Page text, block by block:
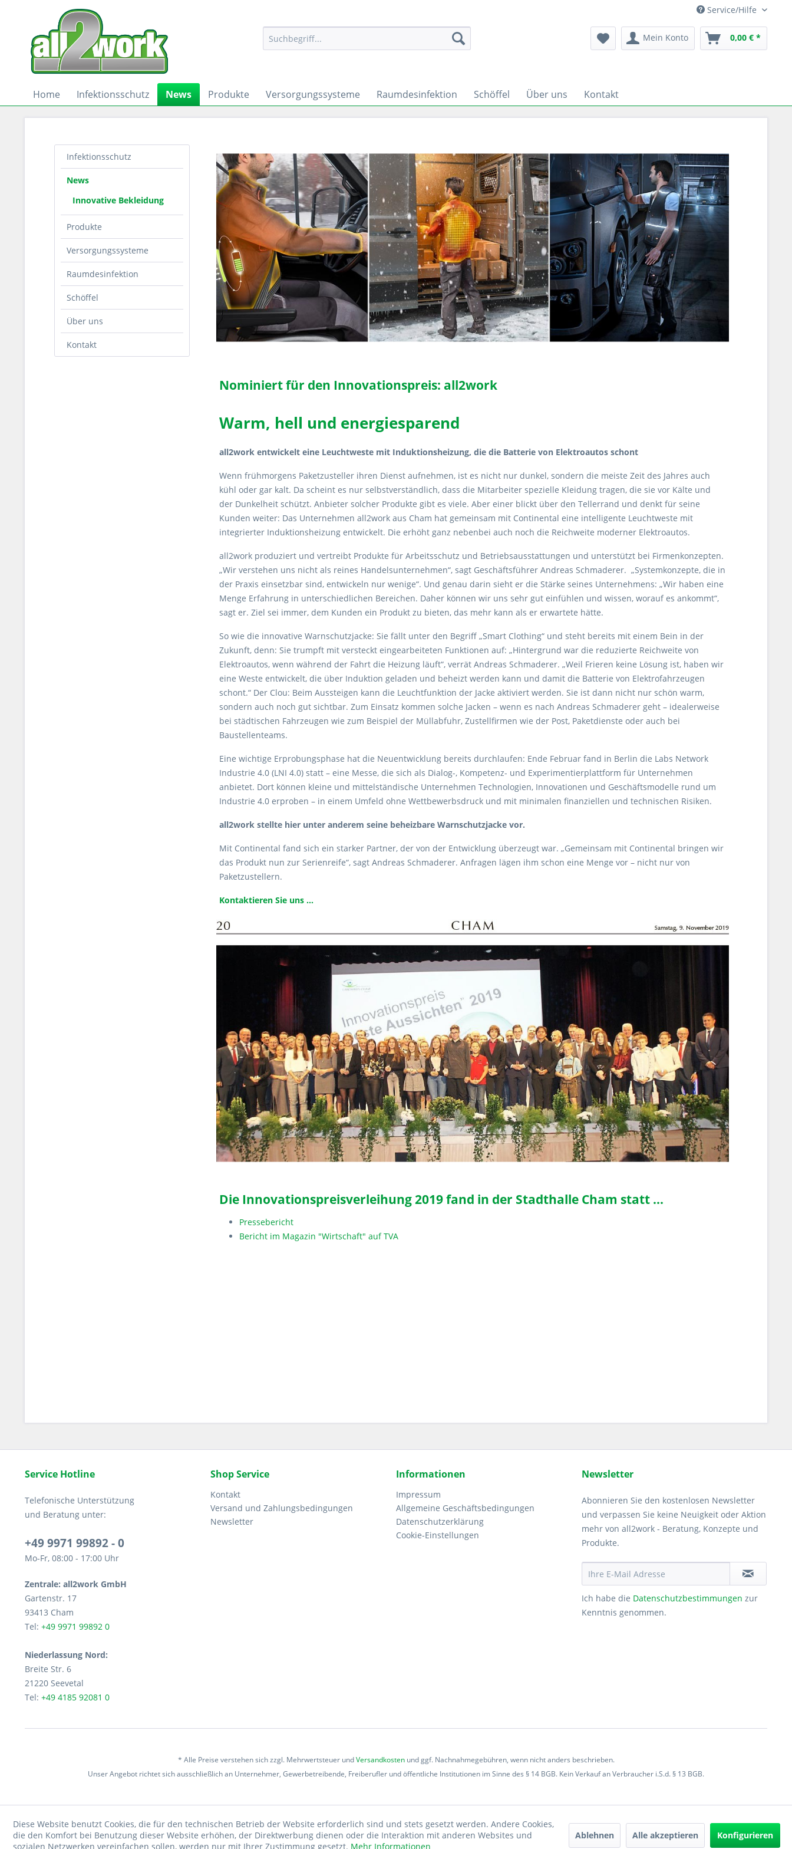
Service/Hilfe
Mein Konto 0,00 € *
Home Infektionsschutz News Produkte Versorgungssysteme Raumdesinfektion Schöffel Über uns Kontakt
Infektionsschutz
News
Innovative Bekleidung
Produkte
Versorgungssysteme
Raumdesinfektion
Schöffel
Über uns
Kontakt
Nominiert für den Innovationspreis: all2work
Warm, hell und energiesparend
all2work entwickelt eine Leuchtweste mit Induktionsheizung, die die Batterie von Elektroautos schont
Wenn frühmorgens Paketzusteller ihren Dienst aufnehmen, ist es nicht nur dunkel, sondern die meiste Zeit des Jahres auch
kühl oder gar kalt. Da scheint es nur selbstverständlich, dass die Mitarbeiter spezielle Kleidung tragen, die sie vor Kälte und
der Dunkelheit schützt. Anbieter solcher Produkte gibt es viele. Aber einer blickt über den Tellerrand und denkt für seine
Kunden weiter: Das Unternehmen all2work aus Cham hat gemeinsam mit Continental eine intelligente Leuchtweste mit
integrierter Induktionsheizung entwickelt. Die erhöht ganz nebenbei auch noch die Reichweite moderner Elektroautos.
all2work produziert und vertreibt Produkte für Arbeitsschutz und Betriebsausstattungen und unterstützt bei Firmenkonzepten.
„Wir verstehen uns nicht als reines Handelsunternehmen“, sagt Geschäftsführer Andreas Schmaderer. „Systemkonzepte, die in
der Praxis einsetzbar sind, entwickeln nur wenige“. Und genau darin sieht er die Stärke seines Unternehmens: „Wir haben eine
Menge Erfahrung in unterschiedlichen Bereichen. Daher können wir uns sehr gut einfühlen und wissen, worauf es ankommt“,
sagt er. Ziel sei immer, dem Kunden ein Produkt zu bieten, das mehr kann als er erwartete hätte.
So wie die innovative Warnschutzjacke: Sie fällt unter den Begriff „Smart Clothing“ und steht bereits mit einem Bein in der
Zukunft, denn: Sie trumpft mit versteckt eingearbeiteten Funktionen auf: „Hintergrund war die reduzierte Reichweite von
Elektroautos, wenn während der Fahrt die Heizung läuft“, verrät Andreas Schmaderer. „Weil Frieren keine Lösung ist, haben wir
eine Weste entwickelt, die über Induktion geladen und beheizt werden kann und damit die Batterie von Elektrofahrzeugen
schont.“ Der Clou: Beim Aussteigen kann die Leuchtfunktion der Jacke aktiviert werden. Sie ist dann nicht nur schön warm,
sondern auch noch gut sichtbar. Zum Einsatz kommen solche Jacken – wenn es nach Andreas Schmaderer geht – idealerweise
bei städtischen Fahrzeugen wie zum Beispiel der Müllabfuhr, Zustellfirmen wie der Post, Paketdienste oder auch bei
Baustellenteams.
Eine wichtige Erprobungsphase hat die Neuentwicklung bereits durchlaufen: Ende Februar fand in Berlin die Labs Network
Industrie 4.0 (LNI 4.0) statt – eine Messe, die sich als Dialog-, Kompetenz- und Experimentierplattform für Unternehmen
anbietet. Dort können kleine und mittelständische Unternehmen Technologien, Innovationen und Geschäftsmodelle rund um
Industrie 4.0 erproben – in einem Umfeld ohne Wettbewerbsdruck und mit minimalen finanziellen und technischen Risiken.
all2work stellte hier unter anderem seine beheizbare Warnschutzjacke vor.
Mit Continental fand sich ein starker Partner, der von der Entwicklung überzeugt war. „Gemeinsam mit Continental bringen wir
das Produkt nun zur Serienreife“, sagt Andreas Schmaderer. Anfragen lägen ihm schon eine Menge vor – nicht nur von
Paketzustellern.
Kontaktieren Sie uns ...
Die Innovationspreisverleihung 2019 fand in der Stadthalle Cham statt ...
Pressebericht
Bericht im Magazin "Wirtschaft" auf TVA
Service Hotline
Telefonische Unterstützung
und Beratung unter:
+49 9971 99892 - 0
Mo-Fr, 08:00 - 17:00 Uhr
Zentrale: all2work GmbH
Gartenstr. 17
93413 Cham
Tel: +49 9971 99892 0
Niederlassung Nord:
Breite Str. 6
21220 Seevetal
Tel: +49 4185 92081 0
Shop Service
Kontakt
Versand und Zahlungsbedingungen
Newsletter
Informationen
Impressum
Allgemeine Geschäftsbedingungen
Datenschutzerklärung
Cookie-Einstellungen
Newsletter
Abonnieren Sie den kostenlosen Newsletter
und verpassen Sie keine Neuigkeit oder Aktion
mehr von all2work - Beratung, Konzepte und
Produkte.
Ich habe die Datenschutzbestimmungen zur
Kenntnis genommen.
* Alle Preise verstehen sich zzgl. Mehrwertsteuer undVersandkostenund ggf. Nachnahmegebühren, wenn nicht anders beschrieben.
Unser Angebot richtet sich ausschließlich an Unternehmer, Gewerbetreibende, Freiberufler und öffentliche Institutionen im Sinne des § 14 BGB. Kein Verkauf an Verbraucher i.S.d. § 13 BGB.
Diese Website benutzt Cookies, die für den technischen Betrieb der Website erforderlich sind und stets gesetzt werden. Andere Cookies,
die den Komfort bei Benutzung dieser Website erhöhen, der Direktwerbung dienen oder die Interaktion mit anderen Websites und
sozialen Netzwerken vereinfachen sollen, werden nur mit Ihrer Zustimmung gesetzt. Mehr Informationen
Ablehnen Alle akzeptieren Konfigurieren